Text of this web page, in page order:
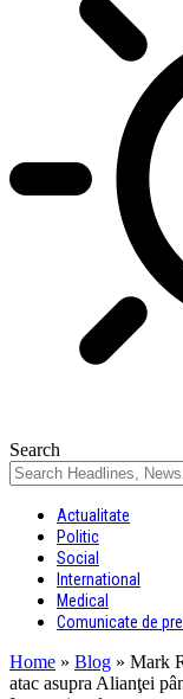
Search
Actualitate
Politic
Social
International
Medical
Comunicate de
Home » Blog » Mark
atac asupra Alianţei